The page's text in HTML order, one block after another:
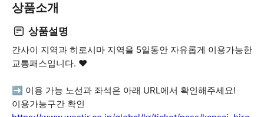
상품소개
상품설명
간사이 지역과 히로시마 지역을 5일동안 자유롭게 이용가능한
교통패스입니다. ❤️
➡️ 이용 가능 노선과 좌석은 아래 URL에서 확인해주세요!
이용가능구간 확인